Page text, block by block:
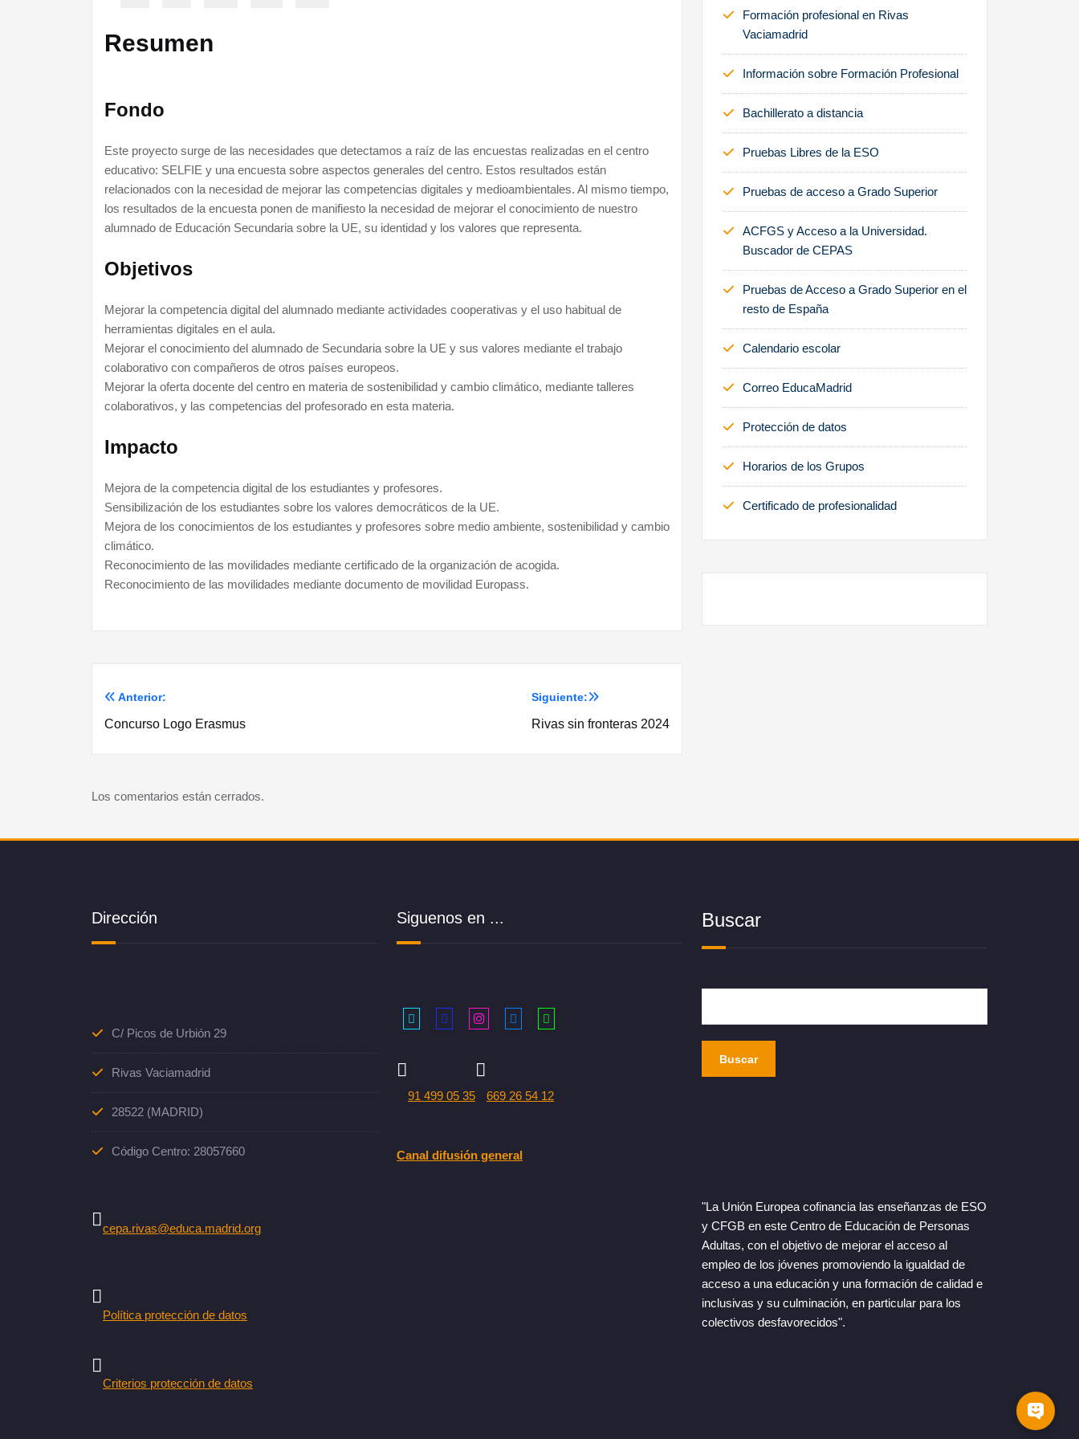
Resumen
Fondo
Este proyecto surge de las necesidades que detectamos a raíz de las encuestas realizadas en el centro
educativo: SELFIE y una encuesta sobre aspectos generales del centro. Estos resultados están
relacionados con la necesidad de mejorar las competencias digitales y medioambientales. Al mismo tiempo,
los resultados de la encuesta ponen de manifiesto la necesidad de mejorar el conocimiento de nuestro
alumnado de Educación Secundaria sobre la UE, su identidad y los valores que representa.
Objetivos
Mejorar la competencia digital del alumnado mediante actividades cooperativas y el uso habitual de
herramientas digitales en el aula.
Mejorar el conocimiento del alumnado de Secundaria sobre la UE y sus valores mediante el trabajo
colaborativo con compañeros de otros países europeos.
Mejorar la oferta docente del centro en materia de sostenibilidad y cambio climático, mediante talleres
colaborativos, y las competencias del profesorado en esta materia.
Impacto
Mejora de la competencia digital de los estudiantes y profesores.
Sensibilización de los estudiantes sobre los valores democráticos de la UE.
Mejora de los conocimientos de los estudiantes y profesores sobre medio ambiente, sostenibilidad y cambio
climático.
Reconocimiento de las movilidades mediante certificado de la organización de acogida.
Reconocimiento de las movilidades mediante documento de movilidad Europass.
Navegación
Anterior:
Concurso Logo Erasmus
Siguiente:
Rivas sin fronteras 2024
Los comentarios están cerrados.
Formación profesional en Rivas
Vaciamadrid
Información sobre Formación Profesional
Bachillerato a distancia
Pruebas Libres de la ESO
Pruebas de acceso a Grado Superior
ACFGS y Acceso a la Universidad.
Buscador de CEPAS
Pruebas de Acceso a Grado Superior en el
resto de España
Calendario escolar
Correo EducaMadrid
Protección de datos
Horarios de los Grupos
Certificado de profesionalidad
Dirección
C/ Picos de Urbión 29
Rivas Vaciamadrid
28522 (MADRID)
Código Centro: 28057660
cepa.rivas@educa.madrid.org
Política protección de datos
Criterios protección de datos
Siguenos en ...
91 499 05 35 669 26 54 12
Canal difusión general
Buscar
Buscar
"La Unión Europea cofinancia las enseñanzas de ESO
y CFGB en este Centro de Educación de Personas
Adultas, con el objetivo de mejorar el acceso al
empleo de los jóvenes promoviendo la igualdad de
acceso a una educación y una formación de calidad e
inclusivas y su culminación, en particular para los
colectivos desfavorecidos".